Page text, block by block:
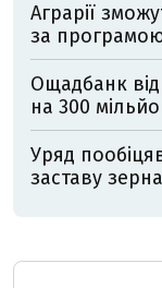
Аграрії
за
Ощадбанк
на 300
Уряд
заставу зерна